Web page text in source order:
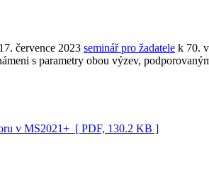
července 2023 seminář pro žadatele k 70.
s parametry obou výzev,
v MS2021+ [ PDF, 130.2 KB ]